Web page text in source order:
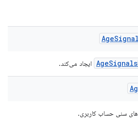
Age
ایجاد می‌کند.
سنی حساب کاربری.